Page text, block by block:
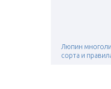
Люпин
сорта и